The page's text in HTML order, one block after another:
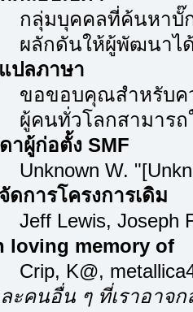
กลุ่มบุคคลที่ค้นหาบั๊
ผลักดันให้ผู้พัฒนาไ
ปลภาษา
ขอขอบคุณสำหรับค
ผู้คนทั่วโลกสามารถ
าผู้ก่อตั้ง SMF
Unknown W.
ดการโครงการเดิม
Jeff Lewis, Joseph
loving memory of
Crip, K@,
ะคนอื่น ๆ ที่เราอาจ